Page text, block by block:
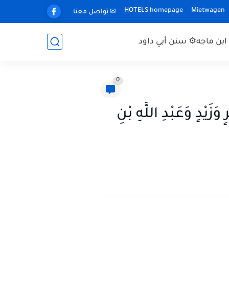
Mietwagen
HOTELS homepage ✉ تواصل معنا
ماجه⚙ سنن أبي داود
0
وَزَيْدٍ وَعَبْدِ اللَّهِ بْنِ